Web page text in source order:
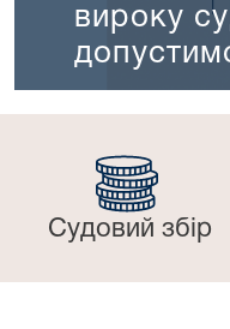
суду: ОП
Судовий збір